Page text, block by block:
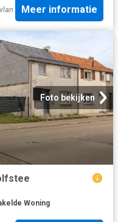
Meer informatie
Foto bekijken
Woning